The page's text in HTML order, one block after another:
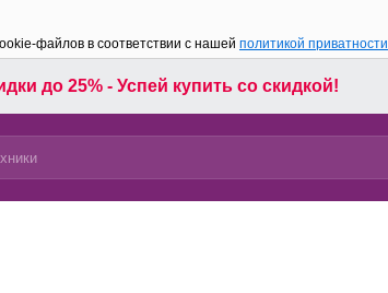
файлов в соответствии с нашей политикой приватности
до 25% - Успей купить со скидкой!